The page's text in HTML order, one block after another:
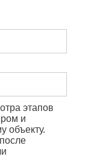
этапов
и
объекту.